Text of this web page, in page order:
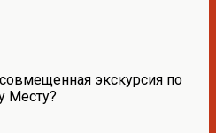
экскурсия по
Месту?